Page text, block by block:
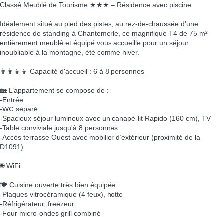
Classé Meublé de Tourisme ★★★ – Résidence avec piscine
Idéalement situé au pied des pistes, au rez-de-chaussée d'une
résidence de standing à Chantemerle, ce magnifique T4 de 75 m²
entièrement meublé et équipé vous accueille pour un séjour
inoubliable à la montagne, été comme hiver.
👨‍👩‍👧‍👦 Capacité d'accueil : 6 à 8 personnes
🏡 L’appartement se compose de :
-Entrée
-WC séparé
-Spacieux séjour lumineux avec un canapé-lit Rapido (160 cm), TV
-Table conviviale jusqu'à 8 personnes
-Accès terrasse Ouest avec mobilier d’extérieur (proximité de la
D1091)
🌐 WiFi
🍽️ Cuisine ouverte très bien équipée :
-Plaques vitrocéramique (4 feux), hotte
-Réfrigérateur, freezeur
-Four micro-ondes grill combiné